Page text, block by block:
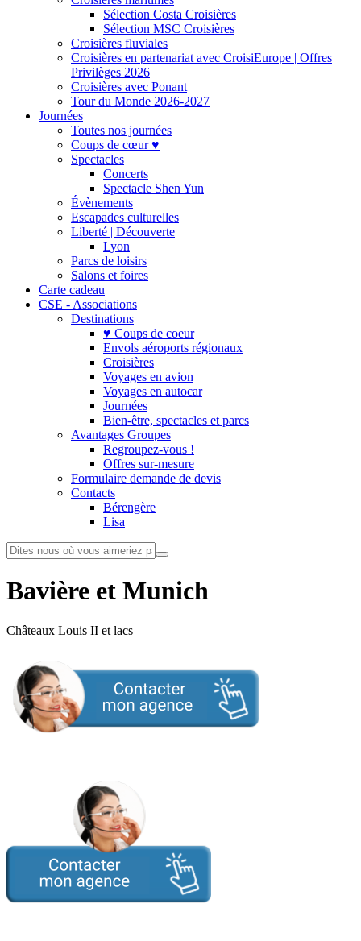
Sélection Costa Croisières
Sélection MSC Croisières
Croisières fluviales
Croisières en partenariat avec CroisiEurope | Offres
Privilèges 2026
Croisières avec Ponant
Tour du Monde 2026-2027
Journées
Toutes nos journées
Coups de cœur ♥
Spectacles
Concerts
Spectacle Shen Yun
Évènements
Escapades culturelles
Liberté | Découverte
Lyon
Parcs de loisirs
Salons et foires
Carte cadeau
CSE - Associations
Destinations
♥ Coups de coeur
Envols aéroports régionaux
Croisières
Voyages en avion
Voyages en autocar
Journées
Bien-être, spectacles et parcs
Avantages Groupes
Regroupez-vous !
Offres sur-mesure
Formulaire demande de devis
Contacts
Bérengère
Lisa
Bavière et Munich
Châteaux Louis II et lacs